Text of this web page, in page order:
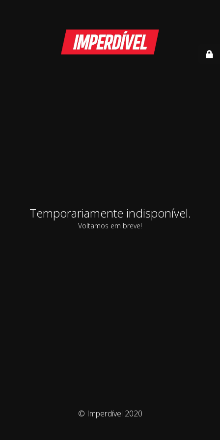
Temporariamente indisponível.
Voltamos em breve!
© Imperdível 2020